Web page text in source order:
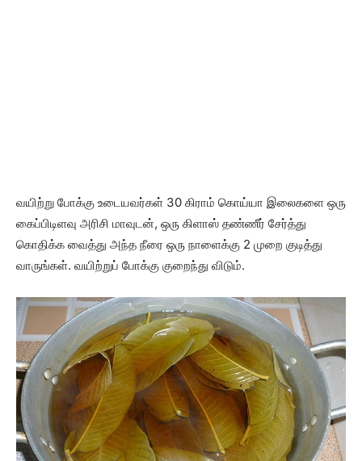
வயிற்று போக்கு உடையவர்கள் 30 கிராம் கொய்யா இலைகளை ஒரு
கைப்பிடிளவு அரிசி மாவுடன், ஒரு கிளாஸ் தண்ணீர் சேர்த்து
கொதிக்க வைத்து அந்த நீரை ஒரு நாளைக்கு 2 முறை குடித்து
வாருங்கள். வயிற்றுப் போக்கு குறைந்து விடும்.